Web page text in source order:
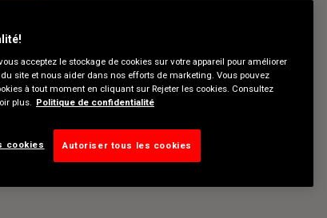
acceptez le stockage de cookies sur votre appareil pour améliorer
site et nous aider dans nos efforts de marketing. Vous pouvez
à tout moment en cliquant sur Rejeter les cookies. Consultez
plus.
Politique de confidentialité
cookies Autoriser tous les cookies